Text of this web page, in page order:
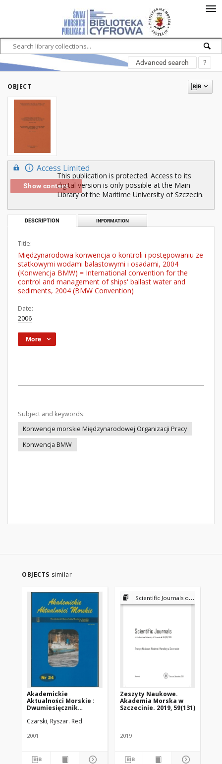
Advanced search ?
OBJECT
Access Limited
Show content
This publication is protected. Access to its
digital version is only possible at the Main
Library of the Maritime University of Szczecin.
DESCRIPTION INFORMATION
Title:
Międzynarodowa konwencja o kontroli i postępowaniu ze
statkowymi wodami balastowymi i osadami, 2004
(Konwencja BMW) = International convention for the
control and management of ships' ballast water and
sediments, 2004 (BMW Convention)
Date:
2006
More
Subject and keywords:
Konwencje morskie Międzynarodowej Organizacji Pracy
Konwencja BMW
OBJECTS similar
Akademickie
Aktualności Morskie :
Dwumiesięcznik
Morskiej w Szczecinie.
Czarski, Ryszar. Red
2001
Scientific Journals of the Maritime University of Szczecin
Zeszyty Naukowe.
Akademia Morska w
Szczecinie. 2019, 59(131)
2019